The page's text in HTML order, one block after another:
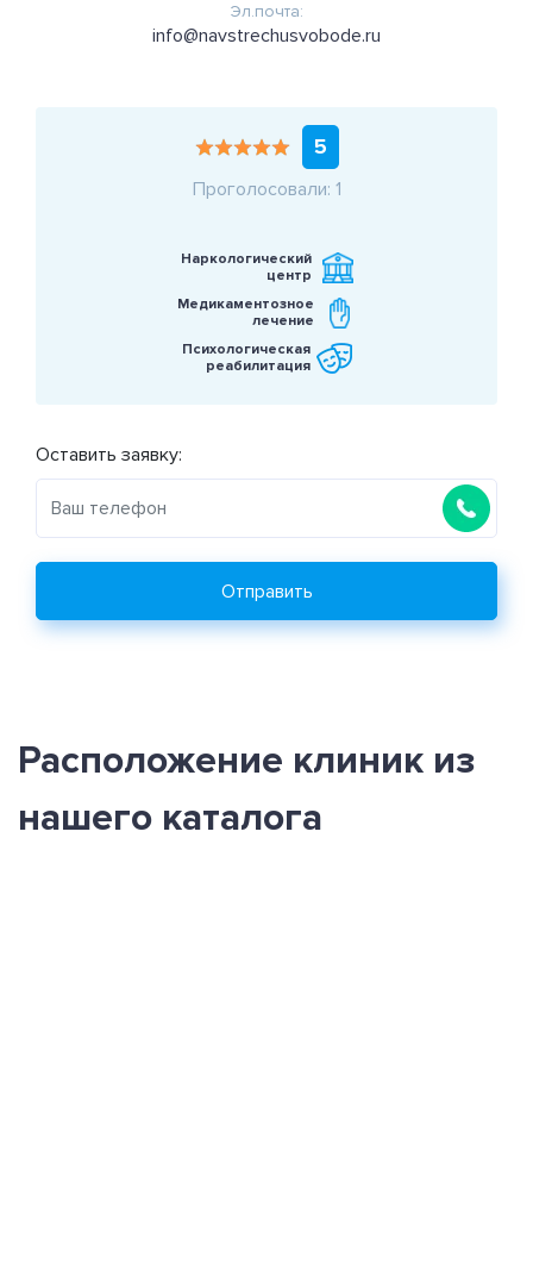
Эл.почта:
info@navstrechusvobode.ru
5
Проголосовали: 1
Наркологический
центр
Медикаментозное
лечение
Психологическая
реабилитация
Оставить заявку:
Отправить
Расположение клиник из
нашего каталога